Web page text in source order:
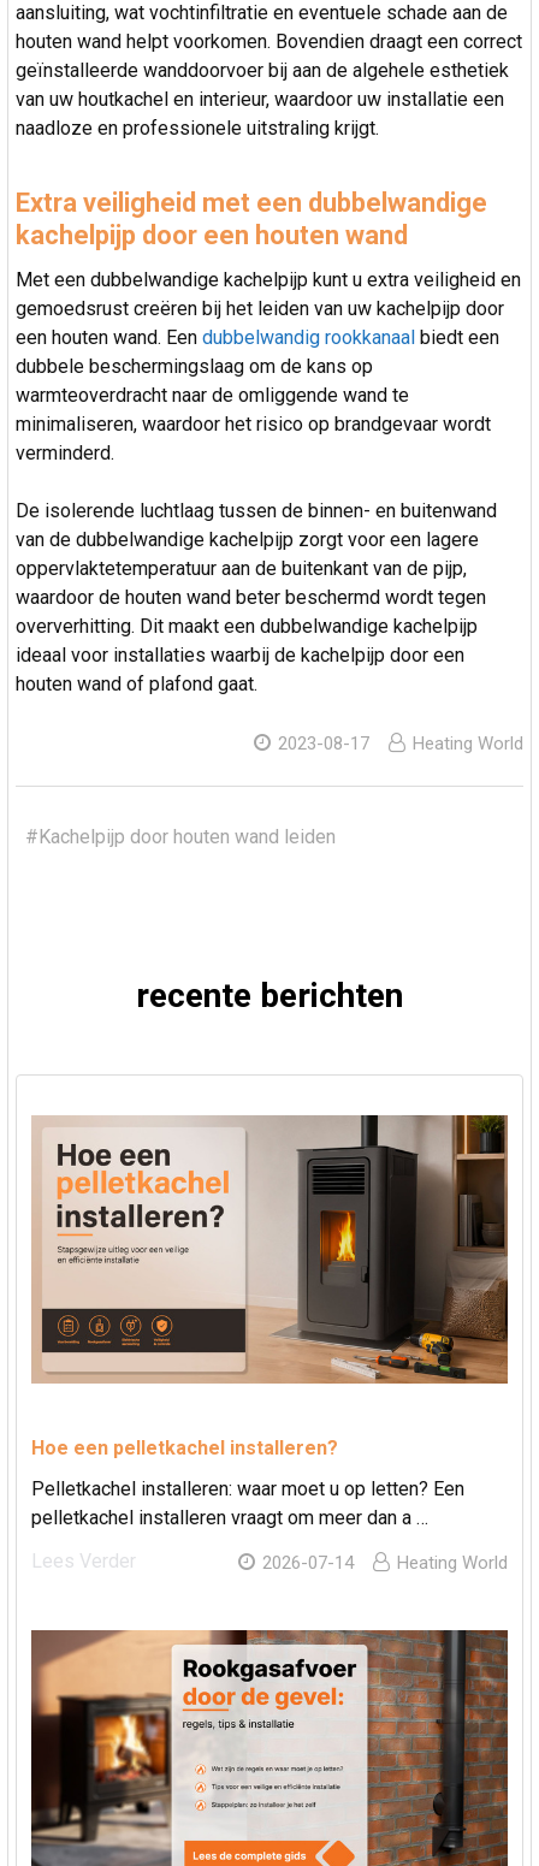
aansluiting, wat vochtinfiltratie en eventuele schade aan de
houten wand helpt voorkomen. Bovendien draagt een correct
geïnstalleerde wanddoorvoer bij aan de algehele esthetiek
van uw houtkachel en interieur, waardoor uw installatie een
naadloze en professionele uitstraling krijgt.
Extra veiligheid met een dubbelwandige
kachelpijp door een houten wand
Met een dubbelwandige kachelpijp kunt u extra veiligheid en
gemoedsrust creëren bij het leiden van uw kachelpijp door
een houten wand. Een dubbelwandig rookkanaal biedt een
dubbele beschermingslaag om de kans op
warmteoverdracht naar de omliggende wand te
minimaliseren, waardoor het risico op brandgevaar wordt
verminderd.
De isolerende luchtlaag tussen de binnen- en buitenwand
van de dubbelwandige kachelpijp zorgt voor een lagere
oppervlaktetemperatuur aan de buitenkant van de pijp,
waardoor de houten wand beter beschermd wordt tegen
oververhitting. Dit maakt een dubbelwandige kachelpijp
ideaal voor installaties waarbij de kachelpijp door een
houten wand of plafond gaat.
2023-08-17 Heating World
#Kachelpijp door houten wand leiden
recente berichten
Hoe een pelletkachel installeren?
Pelletkachel installeren: waar moet u op letten? Een
pelletkachel installeren vraagt om meer dan a …
Lees Verder
2026-07-14 Heating World